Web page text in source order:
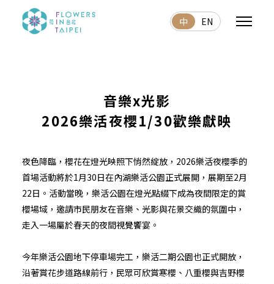
中 EN
音樂x光影
2026樂活夜櫻1/30歡樂獻映
夜色降臨，櫻花在燈光映照下悄然綻放，2026樂活夜櫻季的
首場活動將於1月30日在內湖樂活公園正式展開，展期至2月
22日。活動當晚，樂活公園在燈光點綴下成為夜間限定的賞
櫻場域，邀請市民朋友在音樂、光影與花景交織的氛圍中，
走入一場屬於春天的夜間視覺饗宴。
今年樂活公園地下停車場完工，樂活二期公園也正式開放，
沿著賞花步道路線前行，民眾可欣賞寒櫻、八重櫻與吉野櫻